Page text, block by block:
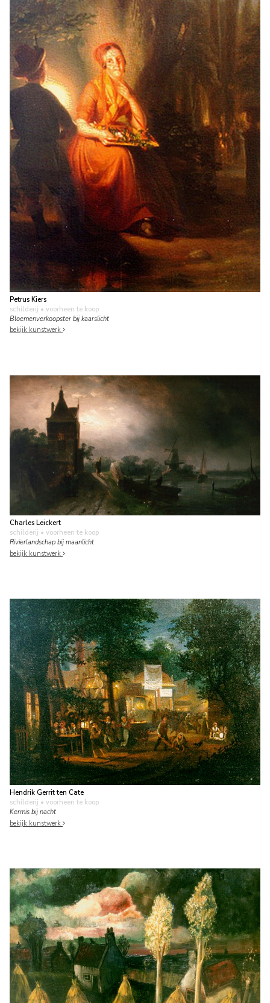
Petrus Kiers
schilderij • voorheen te koop
Bloemenverkoopster bij kaarslicht
bekijk kunstwerk
Charles Leickert
schilderij • voorheen te koop
Rivierlandschap bij maanlicht
bekijk kunstwerk
Hendrik Gerrit ten Cate
schilderij • voorheen te koop
Kermis bij nacht
bekijk kunstwerk